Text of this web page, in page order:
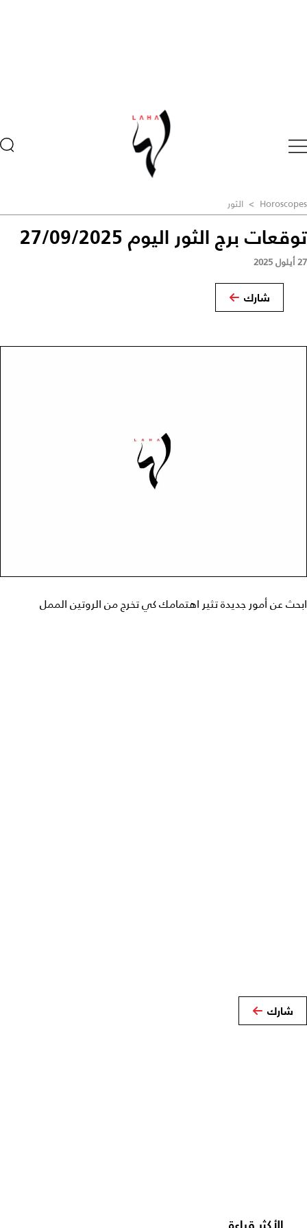
Horoscopes
> الثور
توقعات برج الثور اليوم 27/09/2025
27 أيلول 2025
شارك
ابحث عن أمور جديدة تثير اهتمامك كي تخرج من الروتين الممل
شارك